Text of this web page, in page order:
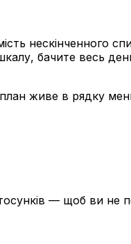
нескінченного
бачите весь
живе в рядку
— щоб ви не